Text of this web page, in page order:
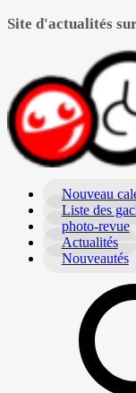
Site d'actualités
Nouveau
Liste des
photo-revue
Actualités
Nouveautés